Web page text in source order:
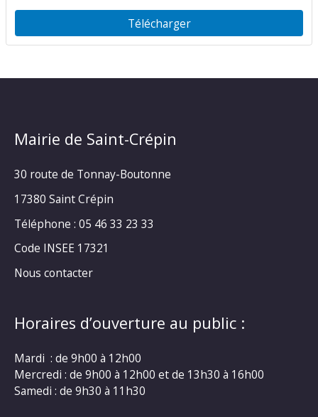
Télécharger
Mairie de Saint-Crépin
30 route de Tonnay-Boutonne
17380 Saint Crépin
Téléphone : 05 46 33 23 33
Code INSEE 17321
Nous contacter
Horaires d’ouverture au public :
Mardi : de 9h00 à 12h00
Mercredi : de 9h00 à 12h00 et de 13h30 à 16h00
Samedi : de 9h30 à 11h30